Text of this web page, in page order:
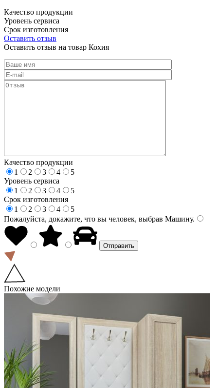
Качество продукции
Уровень сервиса
Срок изготовления
Оставить отзыв
Оставить отзыв на товар Кохия
Качество продукции
1
2 3 4
5
Уровень сервиса
1
2 3 4
5
Срок изготовления
1
2 3 4
5
Пожалуйста, докажите, что вы человек, выбрав Машину.
Похожие модели